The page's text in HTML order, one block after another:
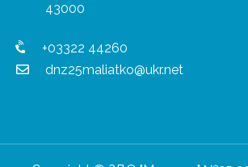
43000
+03322 44260
dnz25maliatko@ukr.net